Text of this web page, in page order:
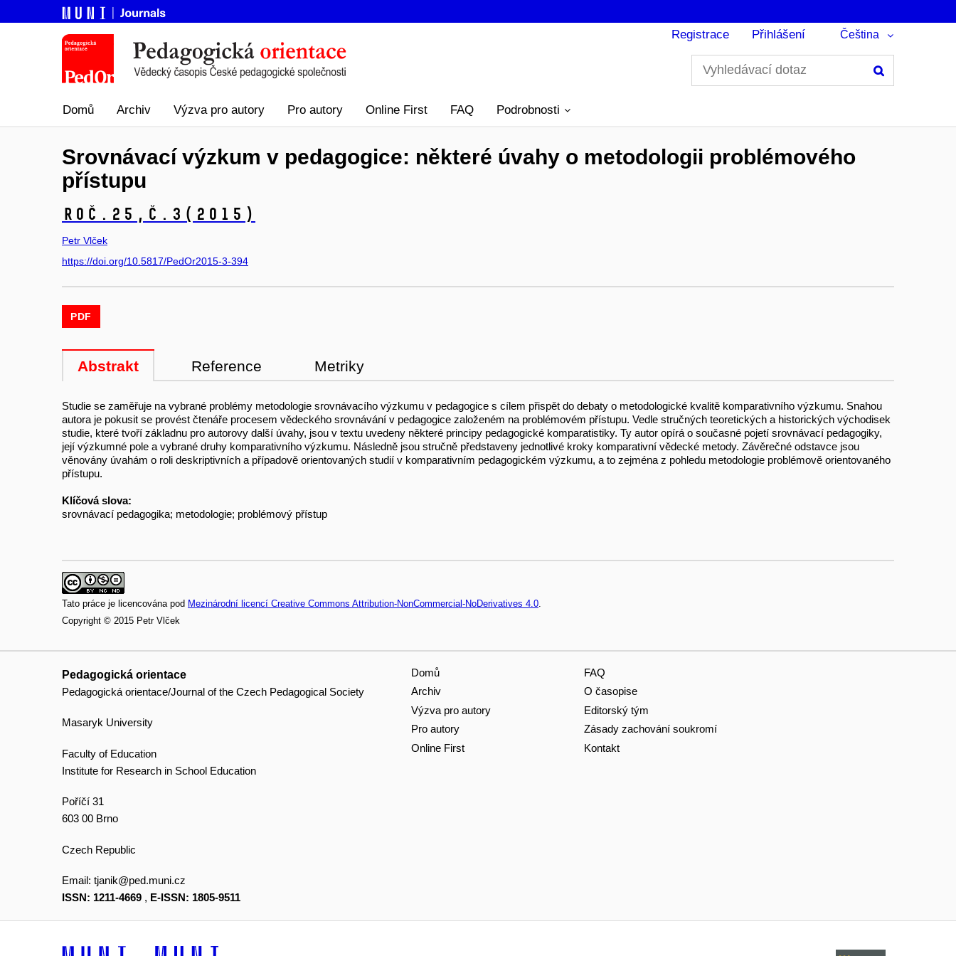
Registrace Přihlášení Čeština
Domů Archiv Výzva pro autory Pro autory Online First FAQ Podrobnosti
Srovnávací výzkum v pedagogice: některé úvahy o metodologii problémového
přístupu
Roč.25, č.3 (2015)
Petr Vlček
https://doi.org/10.5817/PedOr2015-3-394
PDF
Abstrakt Reference Metriky
Studie se zaměřuje na vybrané problémy metodologie srovnávacího výzkumu v pedagogice s cílem přispět do debaty o metodologické kvalitě komparativního výzkumu. Snahou
autora je pokusit se provést čtenáře procesem vědeckého srovnávání v pedagogice založeném na problémovém přístupu. Vedle stručných teoretických a historických východisek
studie, které tvoří základnu pro autorovy další úvahy, jsou v textu uvedeny některé principy pedagogické komparatistiky. Ty autor opírá o současné pojetí srovnávací pedagogiky,
její výzkumné pole a vybrané druhy komparativního výzkumu. Následně jsou stručně představeny jednotlivé kroky komparativní vědecké metody. Závěrečné odstavce jsou
věnovány úvahám o roli deskriptivních a případově orientovaných studií v komparativním pedagogickém výzkumu, a to zejména z pohledu metodologie problémově orientovaného
přístupu.
Klíčová slova:
srovnávací pedagogika; metodologie; problémový přístup
Tato práce je licencována pod Mezinárodní licencí Creative Commons Attribution-NonCommercial-NoDerivatives 4.0.
Copyright © 2015 Petr Vlček
Pedagogická orientace
Pedagogická orientace/Journal of the Czech Pedagogical Society
Masaryk University
Faculty of Education
Institute for Research in School Education
Poříčí 31
603 00 Brno
Czech Republic
Email: tjanik@ped.muni.cz
ISSN: 1211-4669 , E-ISSN: 1805-9511
Domů
Archiv
Výzva pro autory
Pro autory
Online First
FAQ
O časopise
Editorský tým
Zásady zachování soukromí
Kontakt